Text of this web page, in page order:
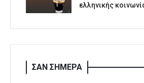
ελληνικής
ΣΑΝ ΣΗΜΕΡΑ